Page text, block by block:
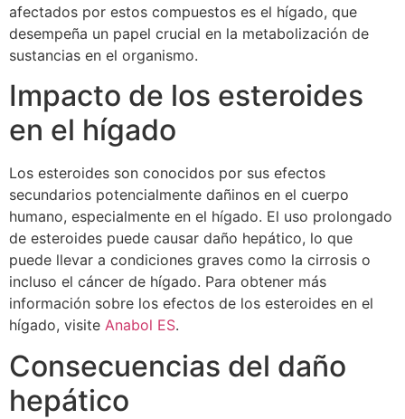
afectados por estos compuestos es el hígado, que
desempeña un papel crucial en la metabolización de
sustancias en el organismo.
Impacto de los esteroides
en el hígado
Los esteroides son conocidos por sus efectos
secundarios potencialmente dañinos en el cuerpo
humano, especialmente en el hígado. El uso prolongado
de esteroides puede causar daño hepático, lo que
puede llevar a condiciones graves como la cirrosis o
incluso el cáncer de hígado. Para obtener más
información sobre los efectos de los esteroides en el
hígado, visite Anabol ES.
Consecuencias del daño
hepático